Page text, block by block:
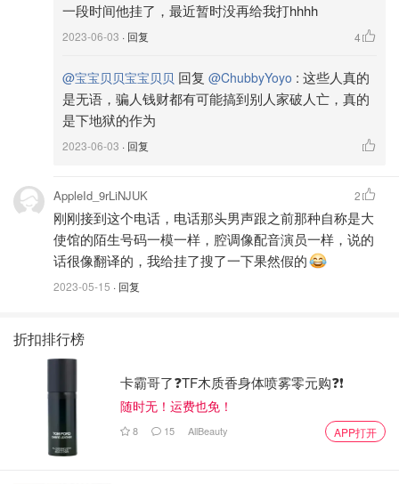
一段时间他挂了，最近暂时没再给我打hhhh
2023-06-03 · 回复 4
@宝宝贝贝宝宝贝贝 回复 @ChubbyYoyo : 这些人真的
是无语，骗人钱财都有可能搞到别人家破人亡，真的
是下地狱的作为
2023-06-03 · 回复
AppleId_9rLiNJUK
刚刚接到这个电话，电话那头男声跟之前那种自称是大
使馆的陌生号码一模一样，腔调像配音演员一样，说的
话很像翻译的，我给挂了搜了一下果然假的
2023-05-15 · 回复
2
折扣排行榜
卡霸哥了❓TF木质香身体喷雾零元购❓❗
随时无！运费也免！
8 15 AllBeauty APP打开